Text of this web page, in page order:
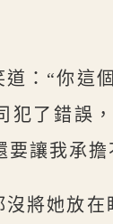
：“你這
犯了錯誤
要讓我承擔
沒將她放在